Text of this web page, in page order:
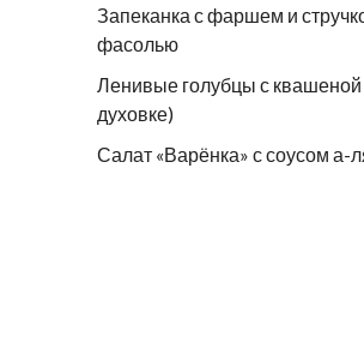
Запеканка с фаршем и
фасолью
Ленивые голубцы с квашеной
духовке)
Салат «Варёнка» с соусом а-